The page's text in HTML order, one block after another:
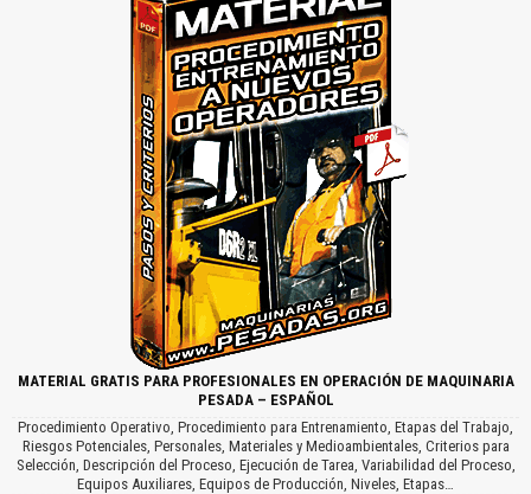
MATERIAL GRATIS PARA PROFESIONALES EN OPERACIÓN DE MAQUINARIA
PESADA – ESPAÑOL
Procedimiento Operativo, Procedimiento para Entrenamiento, Etapas del Trabajo,
Riesgos Potenciales, Personales, Materiales y Medioambientales, Criterios para
Selección, Descripción del Proceso, Ejecución de Tarea, Variabilidad del Proceso,
Equipos Auxiliares, Equipos de Producción, Niveles, Etapas…